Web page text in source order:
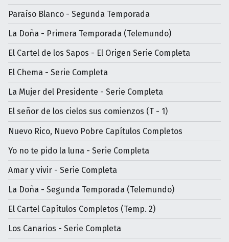
Paraíso Blanco - Segunda Temporada
La Doña - Primera Temporada (Telemundo)
El Cartel de los Sapos - El Origen Serie Completa
El Chema - Serie Completa
La Mujer del Presidente - Serie Completa
El señor de los cielos sus comienzos (T - 1)
Nuevo Rico, Nuevo Pobre Capítulos Completos
Yo no te pido la luna - Serie Completa
Amar y vivir - Serie Completa
La Doña - Segunda Temporada (Telemundo)
El Cartel Capítulos Completos (Temp. 2)
Los Canarios - Serie Completa